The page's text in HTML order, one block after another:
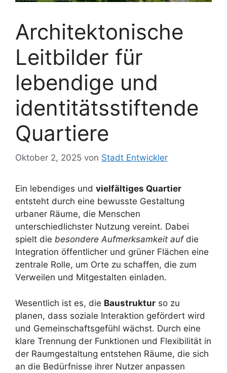
Architektonische
Leitbilder für
lebendige und
identitätsstiftende
Quartiere
Oktober 2, 2025 von Stadt Entwickler
Ein lebendiges und vielfältiges Quartier
entsteht durch eine bewusste Gestaltung
urbaner Räume, die Menschen
unterschiedlichster Nutzung vereint. Dabei
spielt die besondere Aufmerksamkeit aufdie
Integration öffentlicher und grüner Flächen eine
zentrale Rolle, um Orte zu schaffen, die zum
Verweilen und Mitgestalten einladen.
Wesentlich ist es, die Baustruktur so zu
planen, dass soziale Interaktion gefördert wird
und Gemeinschaftsgefühl wächst. Durch eine
klare Trennung der Funktionen und Flexibilität in
der Raumgestaltung entstehen Räume, die sich
an die Bedürfnisse ihrer Nutzer anpassen